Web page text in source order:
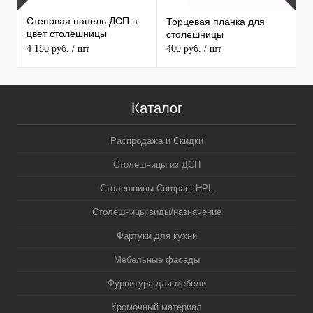
Стеновая панель ДСП в
цвет столешницы
MAERSS
4 150 руб. / шт
Торцевая планка для
столешницы
400 руб. / шт
Каталог
Распродажа и Скидки
Столешницы из ДСП
Столешницы Compact HPL
Столешницы:виды/назначение
Фартуки для кухни
Мебельные фасады
Фурнитура для мебели
Кромочный материал